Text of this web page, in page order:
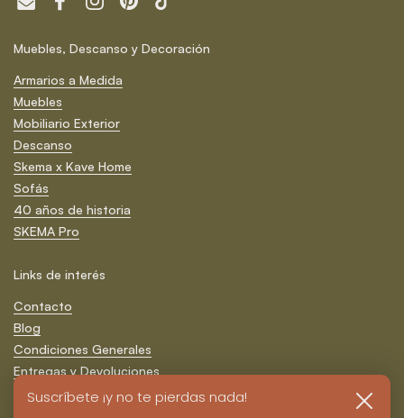
Email FacebookInstagramPinterestTikTok
Muebles, Descanso y Decoración
Armarios a Medida
Muebles
Mobiliario Exterior
Descanso
Skema x Kave Home
Sofás
40 años de historia
SKEMA Pro
Links de interés
Contacto
Blog
Condiciones Generales
Entregas y Devoluciones
Formas de Pago
Suscríbete ¡y no te pierdas nada! Cerrar